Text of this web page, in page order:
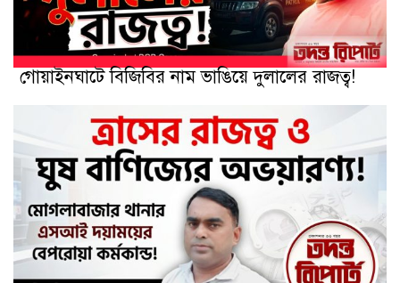
গোয়াইনঘাটে বিজিবির নাম ভাঙিয়ে দুলালের রাজত্ব!